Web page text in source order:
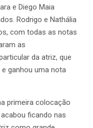
e Diego Maia
Rodrigo e Nathália
com todas as notas
as
da atriz, que
ganhou uma nota
primeira colocação
ficando nas